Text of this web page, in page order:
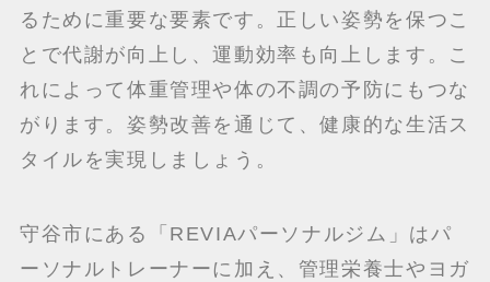
るために重要な要素です。正しい姿勢を保つこ
とで代謝が向上し、運動効率も向上します。こ
れによって体重管理や体の不調の予防にもつな
がります。姿勢改善を通じて、健康的な生活ス
タイルを実現しましょう。
守谷市にある「REVIAパーソナルジム」はパ
ーソナルトレーナーに加え、管理栄養士やヨガ